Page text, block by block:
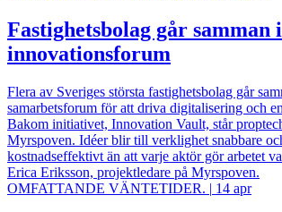
Fastighetsbolag går samman
innovationsforum
Flera av Sveriges största fastighetsbolag går
samarbetsforum för att driva digitalisering och
Bakom initiativet, Innovation Vault, står
Myrspoven. Idéer blir till verklighet snabbare
kostnadseffektivt än att varje aktör gör arbetet
Erica Eriksson, projektledare på Myrspoven.
OMFATTANDE VÄNTETIDER. | 14 apr